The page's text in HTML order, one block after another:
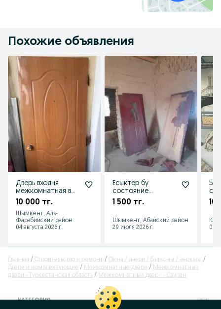
Похожие объявления
Дверь входня
межкомнатная в
нормальном
10 000 тг.
Шымкент, Аль-
Фарабийский район
04 августа 2026 г.
Есыктер бу
состояние
нормальное
1 500 тг.
Шымкент, Абайский район
29 июля 2026 г.
5
10
07
Главная Строительство и ремонт
Окна / двери / балконы / зеркала
Двери и комплектующие
Межкомнатные двери
Межкомнатные
двери - Туркестанская область
Межкомнатные двери - Сауран
КАТЕГОРИЯ